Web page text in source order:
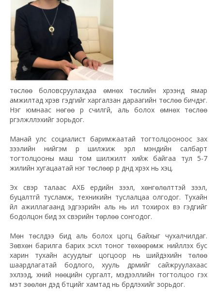
төслөө боловсруулахдаа өмнөх төслийн хүрээнд ямар
амжилтад хүрэв гэдгийг харгалзан дараагийн төслөө бичдэг.
Нэг юмнаас нөгөө рүү үсчилгүй, аль болох өмнөх төслөө
үргэлжлүүлэхийг зорьдог.
Манай улс социалист баримжаатай тогтолцооноос зах
зээлийн нийгэм рүү шилжиж эрүүл мэндийн салбарт
тогтолцооны маш том шилжилт хийж байгаа тул 5-7
жилийн хугацаатай нэг төслөөр үр дүнд хүрэх нь хэцүү.
Эх үүсвэр талаас АХБ ердийн зээл, хөнгөлөлттэй зээл,
буцалтгүй тусламж, техникийн туслалцаа олгодог. Тухайн
үйл ажиллагаанд эдгээрийн аль нь илүү тохирох вэ гэдгийг
бодолцон бид эх үүсвэрийн төрлөө сонгодог.
Мөн төслүүдээ бид аль болох цогц байхыг чухалчилдаг.
Зөвхөн барилга барих эсхүл тоног төхөөрөмж нийлүүлэх бус
харин тухайн асуудлыг цогцоор нь шийдэхийн төлөө
шаардлагатай бодлого, хууль дүрмийг сайжруулахаас
эхлээд, хүний нөөцийн сургалт, мэдээллийн тогтолцоо гэх
мэт зөөлөн дэд бүтцийг хамтад нь бүрдүүлэхийг зорьдог.